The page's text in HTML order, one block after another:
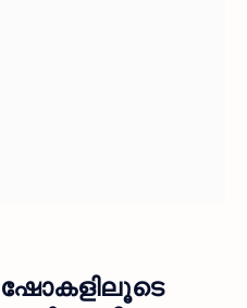
ഷോകളിലൂടെ